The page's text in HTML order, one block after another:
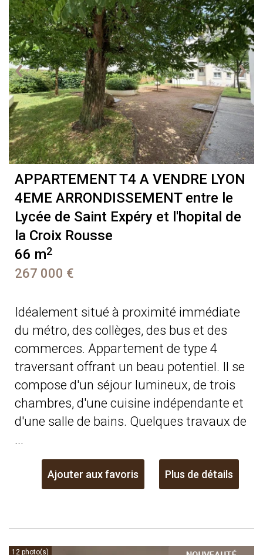
APPARTEMENT T4 A VENDRE LYON
4EME ARRONDISSEMENT entre le
Lycée de Saint Expéry et l'hopital de
la Croix Rousse
66 m2
267 000 €
Idéalement situé à proximité immédiate
du métro, des collèges, des bus et des
commerces. Appartement de type 4
traversant offrant un beau potentiel. Il se
compose d'un séjour lumineux, de trois
chambres, d'une cuisine indépendante et
d'une salle de bains. Quelques travaux de
...
Ajouter aux favoris Plus de détails
12 photo(s)